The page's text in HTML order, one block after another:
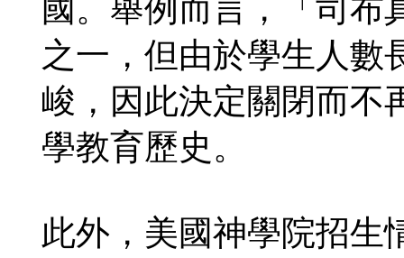
國。舉例而言，「司布
之一，但由於學生人數
峻，因此決定關閉而不
學教育歷史。
此外，美國神學院招生